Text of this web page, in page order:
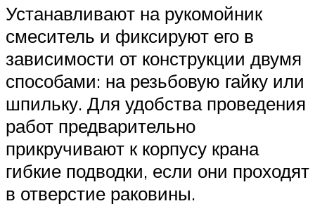
Устанавливают на рукомойник
смеситель и фиксируют его в
зависимости от конструкции двумя
способами: на резьбовую гайку или
шпильку. Для удобства проведения
работ предварительно
прикручивают к корпусу крана
гибкие подводки, если они проходят
в отверстие раковины.